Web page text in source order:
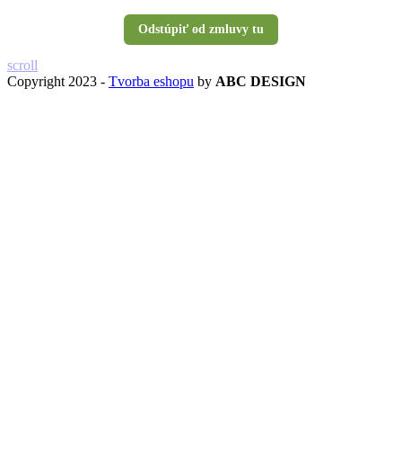
Odstúpiť od zmluvy tu
scroll
Copyright 2023 - Tvorba eshopu by ABC DESIGN